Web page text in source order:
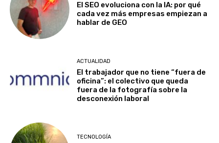
El SEO evoluciona con la IA: por qué
cada vez más empresas empiezan a
hablar de GEO
ACTUALIDAD
El trabajador que no tiene “fuera de
oficina”: el colectivo que queda
fuera de la fotografía sobre la
desconexión laboral
TECNOLOGÍA